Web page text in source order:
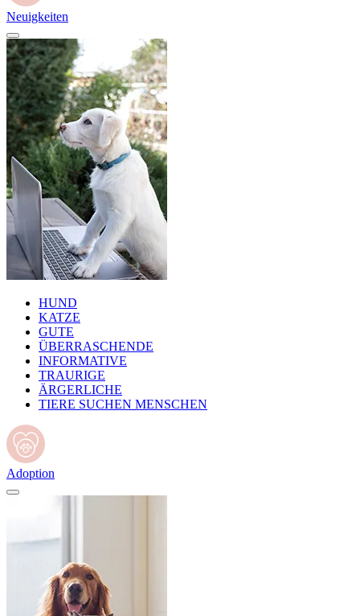
Neuigkeiten
HUND
KATZE
GUTE
ÜBERRASCHENDE
INFORMATIVE
TRAURIGE
ÄRGERLICHE
TIERE SUCHEN MENSCHEN
Adoption